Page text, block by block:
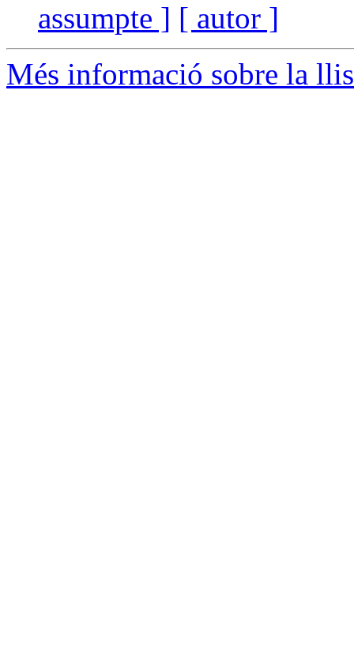
assumpte ] [ autor ]
Més informació sobre la